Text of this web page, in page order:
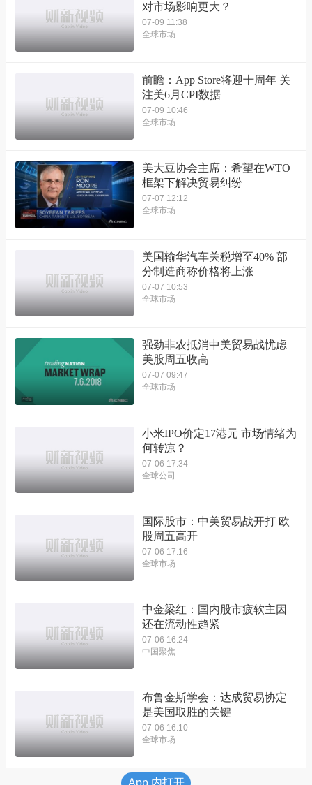
对市场影响更大？
07-09 11:38
全球市场
前瞻：App Store将迎十周年 关
注美6月CPI数据
07-09 10:46
全球市场
美大豆协会主席：希望在WTO
框架下解决贸易纠纷
07-07 12:12
全球市场
美国输华汽车关税增至40% 部
分制造商称价格将上涨
07-07 10:53
全球市场
强劲非农抵消中美贸易战忧虑
美股周五收高
07-07 09:47
全球市场
小米IPO价定17港元 市场情绪为
何转凉？
07-06 17:34
全球公司
国际股市：中美贸易战开打 欧
股周五高开
07-06 17:16
全球市场
中金梁红：国内股市疲软主因
还在流动性趋紧
07-06 16:24
中国聚焦
布鲁金斯学会：达成贸易协定
是美国取胜的关键
07-06 16:10
全球市场
App 内打开